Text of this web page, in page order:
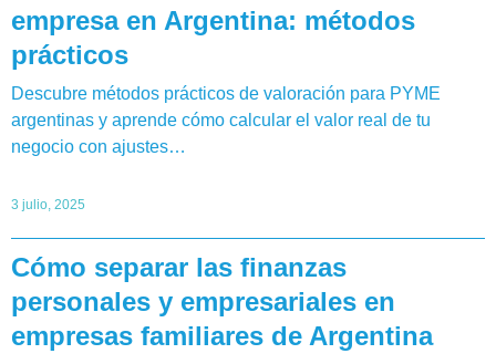
empresa en Argentina: métodos
prácticos
Descubre métodos prácticos de valoración para PYME
argentinas y aprende cómo calcular el valor real de tu
negocio con ajustes…
3 julio, 2025
Cómo separar las finanzas
personales y empresariales en
empresas familiares de Argentina